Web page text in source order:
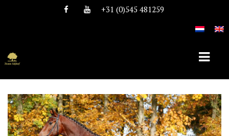
+31 (0)545 481259
HOME
OVER TEAM NIJHOF